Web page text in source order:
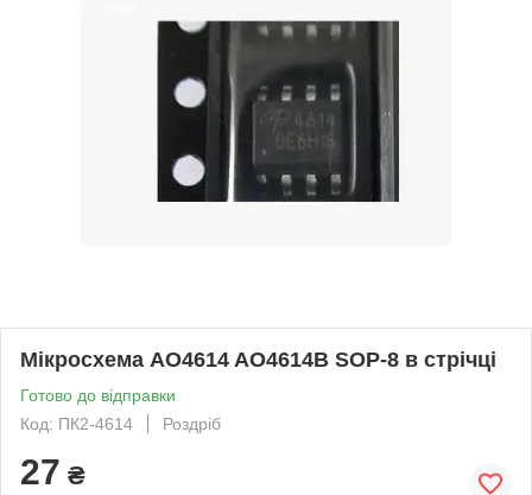
Мікросхема AO4614 AO4614B SOP-8 в стрічці
Готово до відправки
Код: ПК2-4614
Роздріб
27 ₴